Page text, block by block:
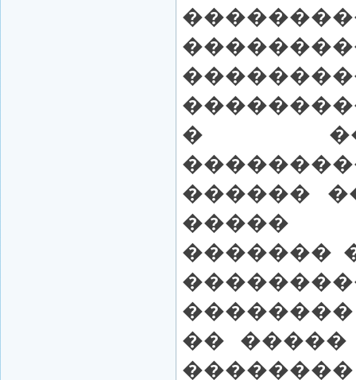
�
������
�����
�������
��